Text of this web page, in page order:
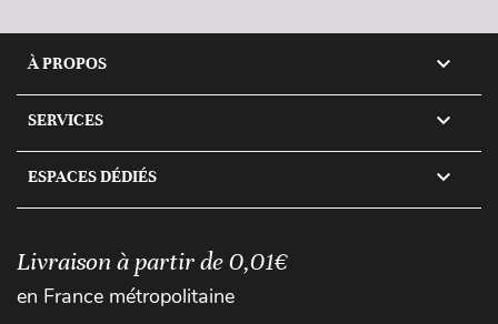
À PROPOS 
SERVICES 
ESPACES DÉDIÉS 
Livraison à partir de 0,01€
en France métropolitaine